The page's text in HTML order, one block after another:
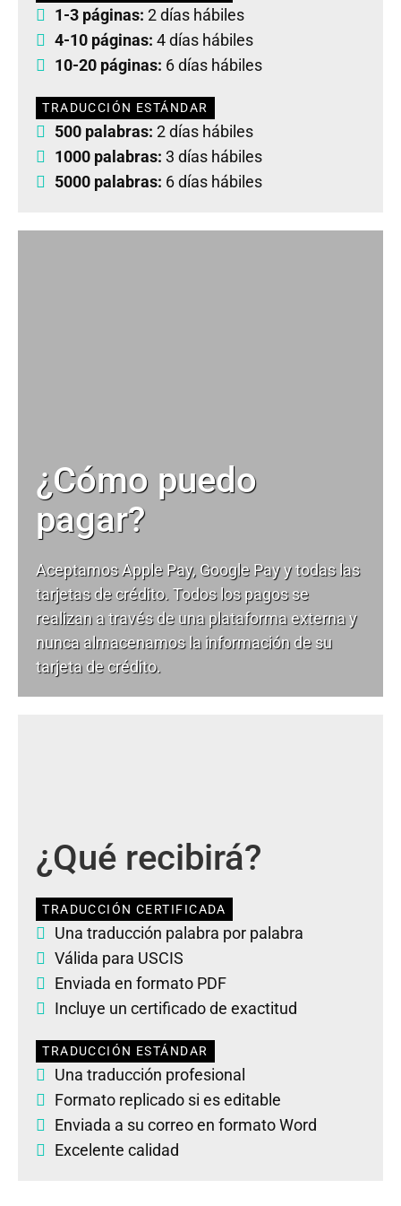
1-3 páginas: 2 días hábiles
4-10 páginas: 4 días hábiles
10-20 páginas: 6 días hábiles
TRADUCCIÓN ESTÁNDAR
500 palabras: 2 días hábiles
1000 palabras: 3 días hábiles
5000 palabras: 6 días hábiles
¿Cómo puedo
pagar?
Aceptamos Apple Pay, Google Pay y todas las
tarjetas de crédito. Todos los pagos se
realizan a través de una plataforma externa y
nunca almacenamos la información de su
tarjeta de crédito.
¿Qué recibirá?
TRADUCCIÓN CERTIFICADA
Una traducción palabra por palabra
Válida para USCIS
Enviada en formato PDF
Incluye un certificado de exactitud
TRADUCCIÓN ESTÁNDAR
Una traducción profesional
Formato replicado si es editable
Enviada a su correo en formato Word
Excelente calidad